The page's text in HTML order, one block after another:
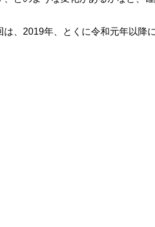
は、2019年、とくに令和元年以降